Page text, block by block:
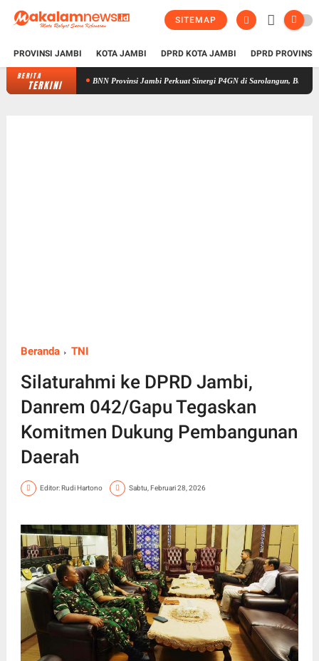
SITEMAP
PROVINSI JAMBI KOTA JAMBI DPRD KOTA JAMBI DPRD
BERITA
TERKINIBNN Provinsi Jambi Perkuat Sinergi P4GN di Sarolangun, Brigjen Asep
Beranda TNI
Silaturahmi ke DPRD Jambi,
Danrem 042/Gapu Tegaskan
Komitmen Dukung Pembangunan
Daerah
Editor: Rudi Hartono Sabtu, Februari 28, 2026